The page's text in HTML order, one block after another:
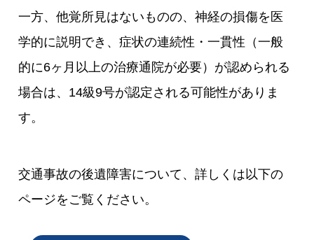
一方、他覚所見はないものの、神経の損傷を医
学的に説明でき、症状の連続性・一貫性（一般
的に6ヶ月以上の治療通院が必要）が認められる
場合は、14級9号が認定される可能性がありま
す。
交通事故の後遺障害について、詳しくは以下の
ページをご覧ください。